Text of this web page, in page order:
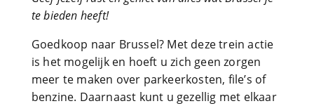
te bieden heeft!
Goedkoop naar Brussel? Met deze trein actie
is het mogelijk en hoeft u zich geen zorgen
meer te maken over parkeerkosten, file’s of
benzine. Daarnaast kunt u gezellig met elkaar